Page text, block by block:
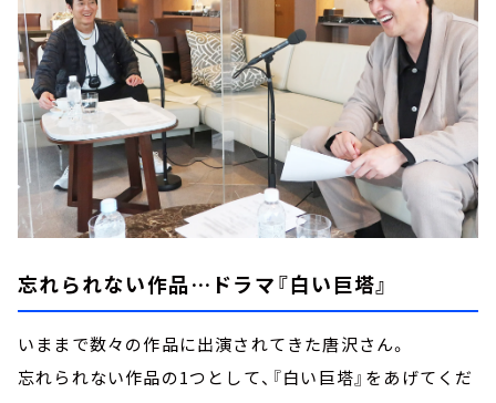
忘れられない作品…ドラマ『白い巨塔』
いままで数々の作品に出演されてきた唐沢さん。
忘れられない作品の1つとして、『白い巨塔』をあげてくだ